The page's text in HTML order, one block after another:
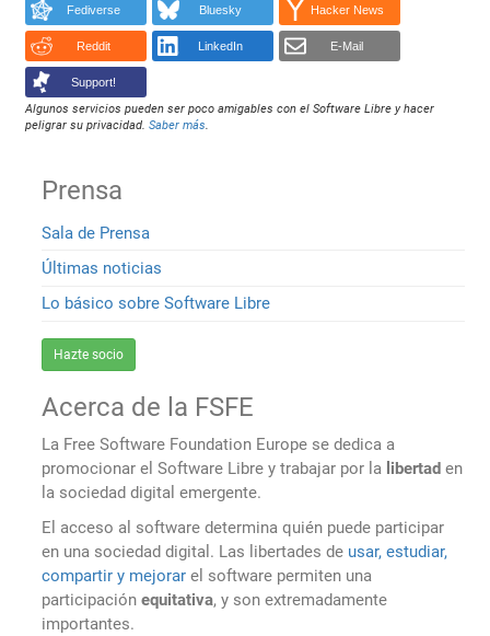
Fediverse Bluesky Hacker News
Reddit LinkedIn E-Mail
Support!
Algunos servicios pueden ser poco amigables con el Software Libre y hacer
peligrar su privacidad.Saber más.
Prensa
Sala de Prensa
Últimas noticias
Lo básico sobre Software Libre
Hazte socio
Acerca de la FSFE
La Free Software Foundation Europe se dedica a
promocionar el Software Libre y trabajar por la libertad en
la sociedad digital emergente.
El acceso al software determina quién puede participar
en una sociedad digital. Las libertades de usar, estudiar,
compartir y mejorar el software permiten una
participaciónequitativa, y son extremadamente
importantes.